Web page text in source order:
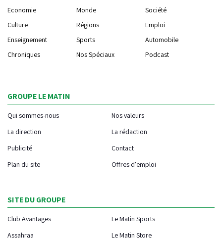
Economie
Monde
Société
Culture
Régions
Emploi
Enseignement
Sports
Automobile
Chroniques
Nos Spéciaux Podcast
GROUPE LE MATIN
Qui sommes-nous
Nos valeurs
La direction
La rédaction
Publicité
Contact
Plan du site
Offres d'emploi
SITE DU GROUPE
Club Avantages
Le Matin Sports
Assahraa
Le Matin Store